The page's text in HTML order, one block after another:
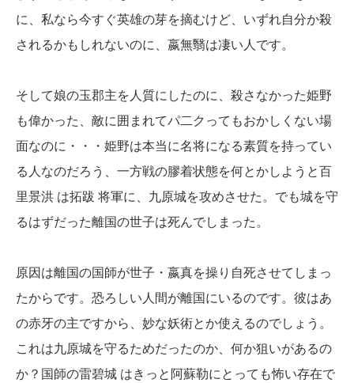
に、私なら今すぐ英雄の芽を摘むけど、いずれ自分か殺
されるかもしれないのに、嬴無翳は凄い人です。
そして娘の玉郡主を人質にしたのに、殺さなかった姫野
も偉かった、敵に囲まれてパ二クってもおかしくない場
面なのに・・・姫野は本当に名将になる素質を持ってい
る人なのだろう、一方戦の膠着状態を何とかしようと百
里景洪 は拓跋 将軍に、九原城を攻めさせた。でも城を守
るはずだった離国の世子は死んでしまった。
原因は離国の国師が世子・嬴真を操り自死させてしまっ
たからです。恐ろしい人間が離国にいるのです。彼はあ
の赤牙の主ですから、妙な妖術とか使えるのでしょう。
これは九原城を守るためだったのか、何か狙いがあるの
か？国師の雷碧城 はきっと阿蘇勒にとっても怖い存在で